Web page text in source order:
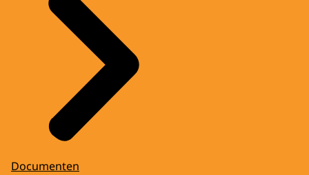
Documenten